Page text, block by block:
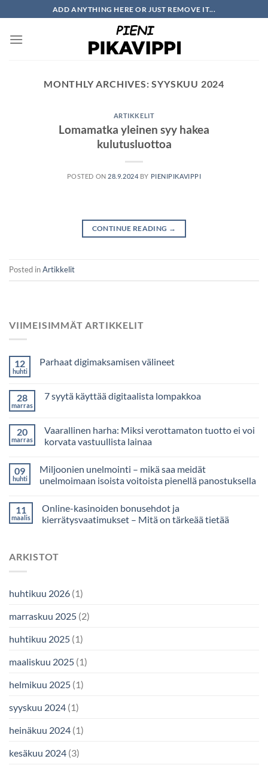
to
content
ADD ANYTHING HERE OR JUST REMOVE IT...
MONTHLY ARCHIVES:SYYSKUU 2024
ARTIKKELIT
Lomamatka yleinen syy hakea
kulutusluottoa
POSTED ON 28.9.2024 BY PIENIPIKAVIPPI
CONTINUE READING →
Posted inArtikkelit
VIIMEISIMMÄT ARTIKKELIT
12
huhti
Parhaat digimaksamisen välineet
28
marras
7 syytä käyttää digitaalista lompakkoa
20
marras
Vaarallinen harha: Miksi verottamaton tuotto ei voi
korvata vastuullista lainaa
09
huhti
Miljoonien unelmointi – mikä saa meidät
unelmoimaan isoista voitoista pienellä panostuksella
11
maalis
Online-kasinoiden bonusehdot ja
kierrätysvaatimukset – Mitä on tärkeää tietää
ARKISTOT
huhtikuu 2026 (1)
marraskuu 2025 (2)
huhtikuu 2025 (1)
maaliskuu 2025 (1)
helmikuu 2025 (1)
syyskuu 2024 (1)
heinäkuu 2024 (1)
kesäkuu 2024 (3)